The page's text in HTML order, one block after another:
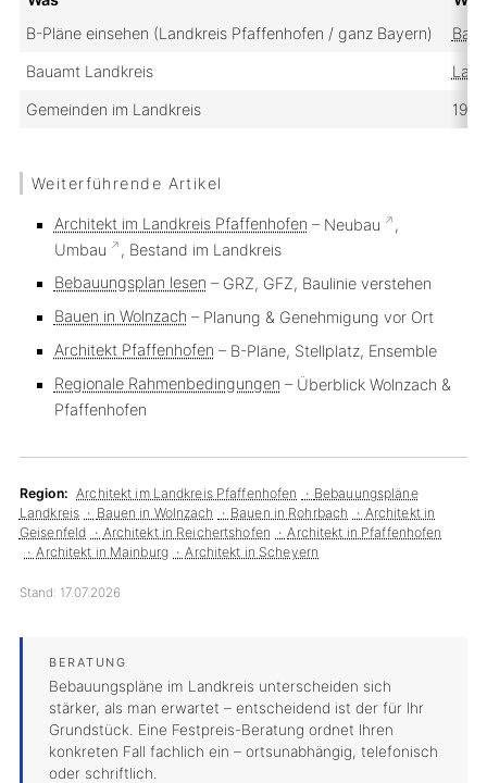
B-Pläne einsehen (Landkreis Pfaffenhofen / ganz Bayern)
Bauamt Landkreis
Gemeinden im Landkreis 19
Weiterführende Artikel
Architekt im Landkreis Pfaffenhofen – Neubau
,
Umbau
, Bestand im Landkreis
Bebauungsplan lesen – GRZ, GFZ, Baulinie verstehen
Bauen in Wolnzach – Planung & Genehmigung vor Ort
Architekt Pfaffenhofen – B-Pläne, Stellplatz, Ensemble
Regionale Rahmenbedingungen – Überblick Wolnzach &
Pfaffenhofen
Region: Architekt im Landkreis Pfaffenhofen
Bebauungspläne
Landkreis
Bauen in Wolnzach Bauen in Rohrbach
Architekt in
Geisenfeld
Architekt in Reichertshofen
Architekt in Pfaffenhofen
Architekt in Mainburg
Architekt in Scheyern
Stand: 17.07.2026
Bebauungspläne im Landkreis unterscheiden sich
stärker, als man erwartet – entscheidend ist der für Ihr
Grundstück. Eine Festpreis-Beratung ordnet Ihren
konkreten Fall fachlich ein – ortsunabhängig, telefonisch
oder schriftlich.